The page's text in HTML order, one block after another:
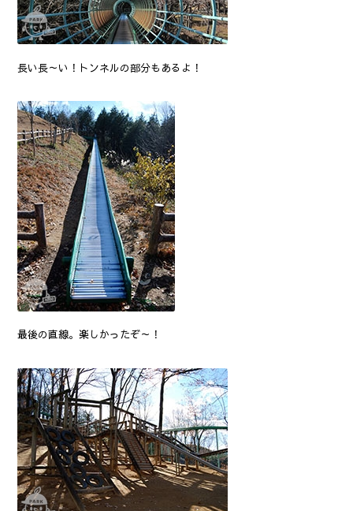
長い長～い！トンネルの部分もあるよ！
最後の直線。楽しかったぞ～！